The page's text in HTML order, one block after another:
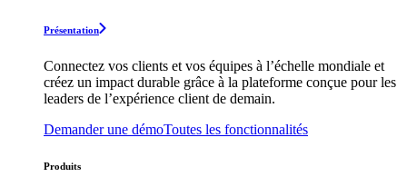
Présentation
Connectez vos clients et vos équipes à l’échelle mondiale et
créez un impact durable grâce à la plateforme conçue pour les
leaders de l’expérience client de demain.
Demander une démoToutes les fonctionnalités
Produits